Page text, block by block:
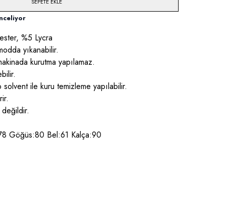
%5 Lycra
yıkanabilir.
kurutma yapılamaz.
ile kuru temizleme yapılabilir.
Göğüs:80 Bel:61 Kalça:90